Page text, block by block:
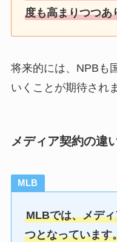
度も高まりつつあ
将来的には、NPBも
いくことが期待され
メディア契約の違
MLB
MLBでは、メデ
つとなっています